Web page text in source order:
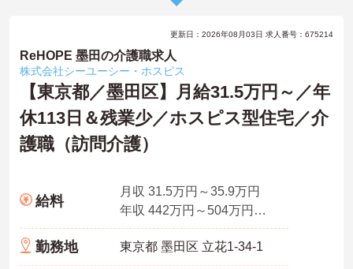
更新日：2026年08月03日 求人番号：675214
ReHOPE 墨田の介護職求人
株式会社シーユーシー・ホスピス
【東京都／墨田区】月給31.5万円～／年
休113日＆残業少／ホスピス型住宅／介
護職（訪問介護）
給料
月収 31.5万円～35.9万円
年収 442万円～504万円賞与込み、夜勤月4回想定
勤務地 東京都 墨田区 立花1-34-1